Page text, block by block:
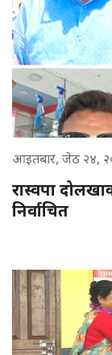
आइतबार, जेठ २४,
रास्वपा
निर्वाचित